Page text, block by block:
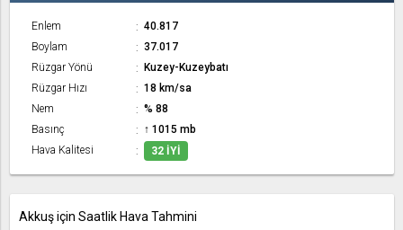
Enlem
40.817
Boylam
37.017
Rüzgar Yönü
Kuzey-Kuzeybatı
Rüzgar Hızı
18 km/sa
Nem
% 88
Basınç
↑ 1015 mb
Hava Kalitesi
32 İYI
Akkuş için Saatlik Hava Tahmini